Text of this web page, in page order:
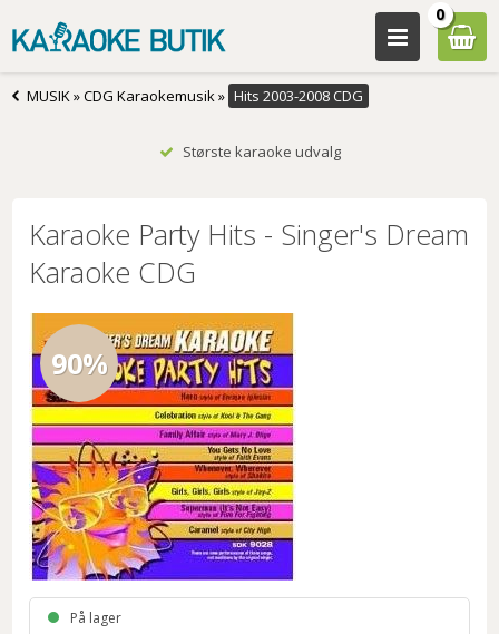
0
MUSIK»CDG Karaokemusik» Hits 2003-2008 CDG
Største karaoke udvalg
Karaoke Party Hits - Singer's Dream
Karaoke CDG
90%
På lager